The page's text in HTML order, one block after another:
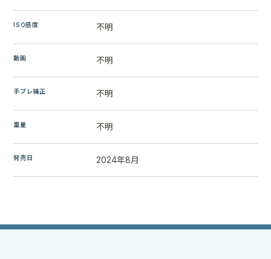
ISO感度 不明
動画 不明
手ブレ補正 不明
重量 不明
発売日 2024年8月